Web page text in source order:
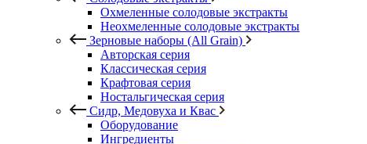
Охмеленные солодовые экстракты
Неохмеленные солодовые экстракты
Зерновые наборы (All Grain)
Авторская серия
Классическая серия
Крафтовая серия
Ностальгическая серия
Сидр, Медовуха и Квас
Оборудование
Ингредиенты